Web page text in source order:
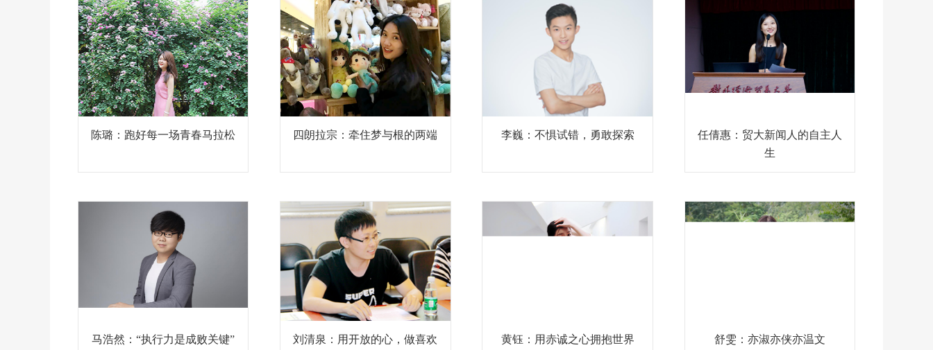
陈璐：跑好每一场青春马拉松 四朗拉宗：牵住梦与根的两端 李巍：不惧试错，勇敢探索
任倩惠：贸大新闻人的自主人
生
马浩然：“执行力是成败关键” 刘清泉：用开放的心，做喜欢 黄钰：用赤诚之心拥抱世界 舒雯：亦淑亦侠亦温文